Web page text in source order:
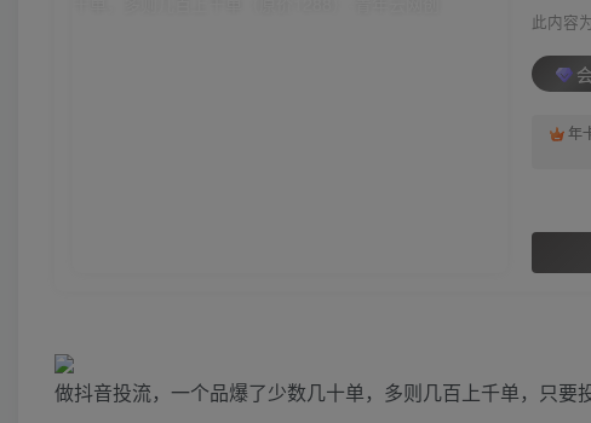
此内容
年
做抖音投流，一个品爆了少数几十单，多则几百上千单，只要